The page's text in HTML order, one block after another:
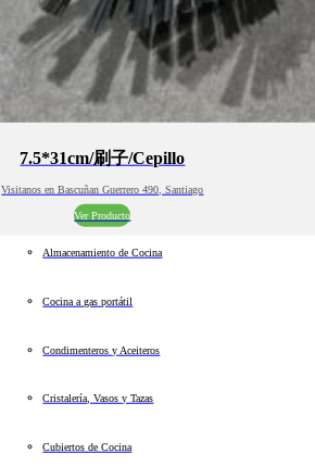
7.5*31cm/刷子/Cepillo
Visitanos en Bascuñan Guerrero 490, Santiago
Ver Producto
Almacenamiento de Cocina
Cocina a gas portátil
Condimenteros y Aceiteros
Cristalería, Vasos y Tazas
Cubiertos de Cocina